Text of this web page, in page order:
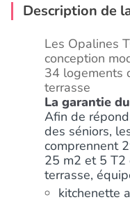
Description de
Les Opalines
conception
34 logements
terrasse
La garantie
Afin de
des séniors,
comprennent
25 m2 et 5 T2
terrasse,
kitchenette